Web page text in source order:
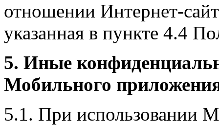
отношении Интернет-
указанная в пункте 4.4
5. Иные
Мобильного
5.1. При использовании